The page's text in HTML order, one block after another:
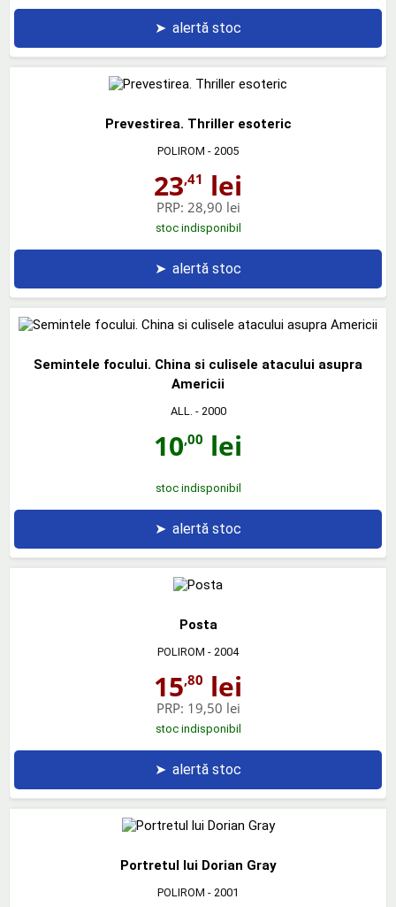
➤ alertă stoc
Prevestirea. Thriller esoteric
POLIROM - 2005
23,41 lei
PRP: 28,90 lei
stoc indisponibil
➤ alertă stoc
Semintele focului. China si culisele atacului asupra
Americii
ALL. - 2000
10,00 lei
stoc indisponibil
➤ alertă stoc
Posta
POLIROM - 2004
15,80 lei
PRP: 19,50 lei
stoc indisponibil
➤ alertă stoc
Portretul lui Dorian Gray
POLIROM - 2001